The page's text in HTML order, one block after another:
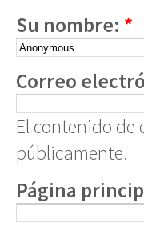
Su nombre: *
Correo
El contenido de
públicamente.
Página